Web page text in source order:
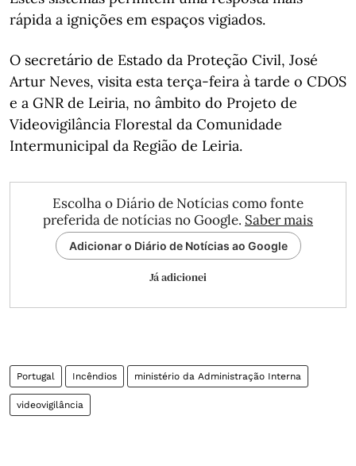
rápida a ignições em espaços vigiados.
O secretário de Estado da Proteção Civil, José
Artur Neves, visita esta terça-feira à tarde o CDOS
e a GNR de Leiria, no âmbito do Projeto de
Videovigilância Florestal da Comunidade
Intermunicipal da Região de Leiria.
Escolha o Diário de Notícias como fonte
preferida de notícias no Google. Saber mais
Adicionar o Diário de Notícias ao Google
Já adicionei
Portugal Incêndios ministério da Administração Interna
videovigilância